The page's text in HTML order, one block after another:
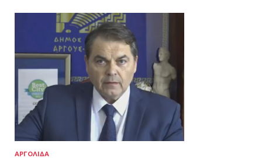
ΑΡΓΟΛΙΔΑ